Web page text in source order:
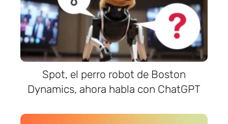
Spot, el perro robot de Boston
Dynamics, ahora habla con ChatGPT